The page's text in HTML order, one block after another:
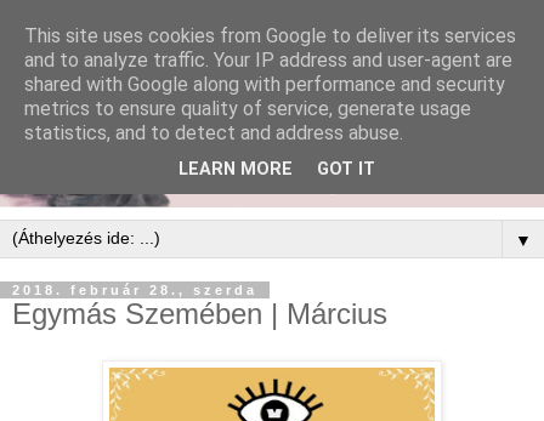
▼
2018. február 28., szerda
Egymás Szemében | Március
This site uses cookies from Google to deliver its services
and to analyze traffic. Your IP address and user-agent are
shared with Google along with performance and security
metrics to ensure quality of service, generate usage
statistics, and to detect and address abuse.
LEARN MORE GOT IT